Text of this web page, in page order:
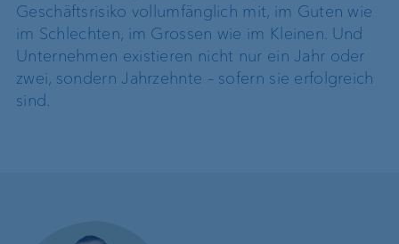
Geschäftsrisiko vollumfänglich mit, im Guten wie
im Schlechten, im Grossen wie im Kleinen. Und
Unternehmen existieren nicht nur ein Jahr oder
zwei, sondern Jahrzehnte – sofern sie erfolgreich
sind.